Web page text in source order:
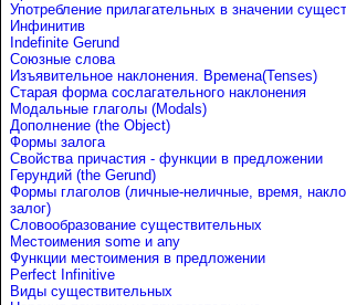
Употребление прилагательных в значении
Инфинитив
Indefinite Gerund
Союзные слова
Изъявительное наклонения. Времена(Tenses)
Старая форма сослагательного наклонения
Модальные глаголы (Modals)
Дополнение (the Object)
Формы залога
Свойства причастия - функции в предложении
Герундий (the Gerund)
Формы глаголов (личные-неличные, время,
залог)
Словообразование существительных
Местоимения some и any
Функции местоимения в предложении
Perfect Infinitive
Виды существительных